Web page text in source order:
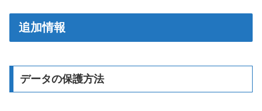
追加情報
データの保護方法